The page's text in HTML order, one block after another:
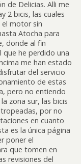
de Delicias. Alli me
2 bicis, las cuales
motor sin
Atocha para
donde al fin
que he perdido una
me han estado
del servicio
de estas
pero no entiendo
zona sur, las bicis
por no
en cuanto
es la única página
poner el
que tomen en
revisiones del